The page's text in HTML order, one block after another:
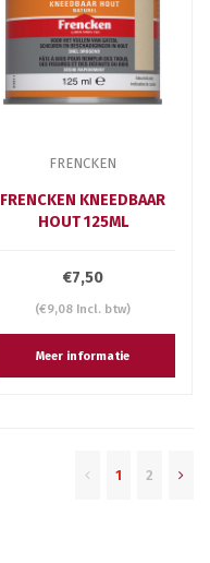
FRENCKEN
FRENCKEN KNEEDBAAR
HOUT 125ML
€7,50
(€9,08 Incl. btw)
Meer informatie
1 2